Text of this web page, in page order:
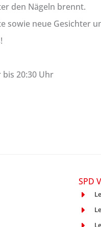
den Nägeln brennt.
sowie neue Gesichter
bis 20:30 Uhr
SPD